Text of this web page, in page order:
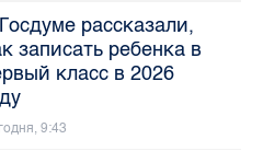
рассказали,
записать ребенка в
класс в 2026
9:43